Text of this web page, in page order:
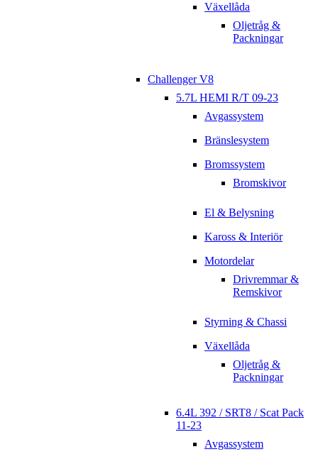
Växellåda
Oljetråg &
Packningar
Challenger V8
5.7L HEMI R/T 09-23
Avgassystem
Bränslesystem
Bromssystem
Bromskivor
El & Belysning
Kaross & Interiör
Motordelar
Drivremmar &
Remskivor
Styrning & Chassi
Växellåda
Oljetråg &
Packningar
6.4L 392 / SRT8 / Scat Pack
11-23
Avgassystem